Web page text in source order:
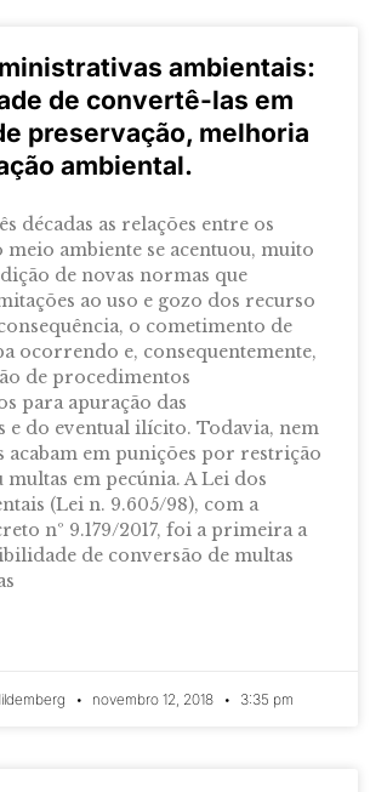
ambientais:
de convertê-las em
preservação, melhoria
ambiental.
décadas as relações entre os
ambiente se acentuou, muito
de novas normas que
ao uso e gozo dos recurso
o cometimento de
ocorrendo e, consequentemente,
de procedimentos
para apuração das
e do eventual ilícito. Todavia, nem
acabam em punições por restrição
multas em pecúnia. A Lei dos
(Lei n. 9.605/98), com a
nº 9.179/2017, foi a primeira a
de conversão de multas
novembro 12, 2018 3:35 pm